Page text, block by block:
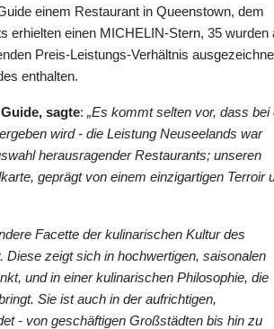
einem Restaurant in Queenstown, dem
erhielten einen MICHELIN-Stern, 35 wurden
Preis-Leistungs-Verhältnis
enthalten.
sagte: „Es kommt selten vor, dass bei
wird - die Leistung Neuseelands war
herausragender Restaurants; unseren
geprägt von einem einzigartigen Terroir
Facette der kulinarischen Kultur des
zeigt sich in hochwertigen, saisonalen
und in einer kulinarischen Philosophie, die
Sie ist auch in der aufrichtigen,
- von geschäftigen Großstädten bis hin zu